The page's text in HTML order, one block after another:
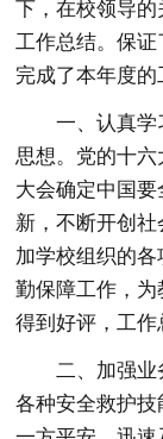
下，在校领导
工作总结。保
完成了本年度的
一、认真学
思想。党的十六
大会确定中国
新，不断开创
加学校组织的
勤保障工作，为
得到好评，工作
二、加强
各种安全救护